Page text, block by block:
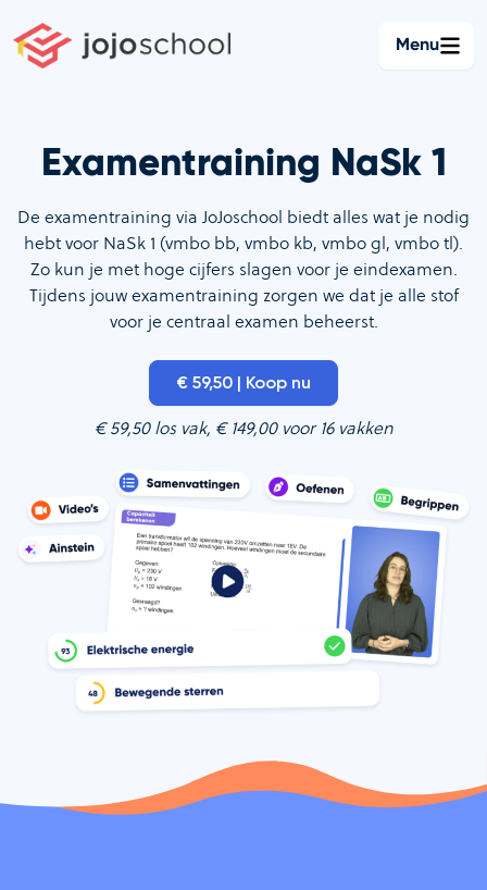
naar
Menu
Examentraining NaSk 1
De examentraining via JoJoschool biedt alles wat je nodig
hebt voor NaSk 1 (vmbo bb, vmbo kb, vmbo gl, vmbo tl).
Zo kun je met hoge cijfers slagen voor je eindexamen.
Tijdens jouw examentraining zorgen we dat je alle stof
voor je centraal examen beheerst.
€ 59,50 | Koop nu
€ 59,50 los vak, € 149,00 voor 16 vakken